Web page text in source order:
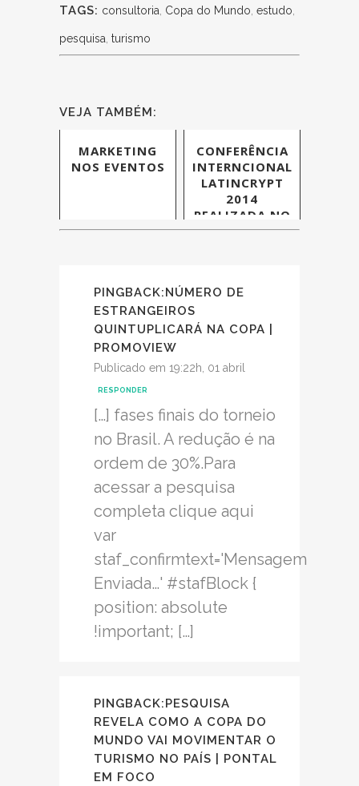
TAGS: consultoria, Copa do Mundo, estudo,
pesquisa, turismo
VEJA TAMBÉM:
MARKETING
NOS EVENTOS
CONFERÊNCIA
INTERNCIONAL
LATINCRYPT
2014
REALIZADA NO
COSTÃO DO
PINGBACK: NÚMERO DE
ESTRANGEIROS
QUINTUPLICARÁ NA COPA |
PROMOVIEW
Publicado em 19:22h, 01 abril
RESPONDER
[…] fases finais do torneio
no Brasil. A redução é na
ordem de 30%.Para
acessar a pesquisa
completa clique aqui
var
staf_confirmtext='Mensagem
Enviada…' #stafBlock {
position: absolute
!important; […]
PINGBACK: PESQUISA
REVELA COMO A COPA DO
MUNDO VAI MOVIMENTAR O
TURISMO NO PAÍS | PONTAL
EM FOCO